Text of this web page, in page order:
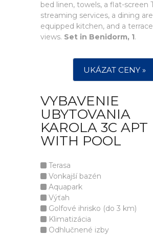
bed linen, towels, a flat-screen
streaming services, a dining
equipped kitchen, and a
views. Set in Benidorm, 1.
UKÁZAT CENY »
VYBAVENIE
UBYTOVANIA
KAROLA 3C APT
WITH POOL
Terasa
Vonkajší bazén
Aquapark
Výťah
Golfové ihrisko (do 3 km)
Klimatizácia
Odhlučnené izby